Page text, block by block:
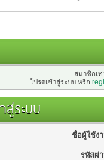
สมาชิกเ
โปรดเข้าสู่ระบบ หรือ
สู่ระบบ
ชื่อผู้ใช้ง
รหัสผ่